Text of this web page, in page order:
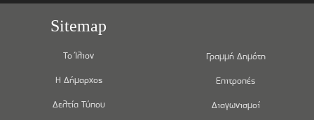
Sitemap
Το Ίλιον
Η Δήμαρχος
Δελτία Τύπου
Γραμμή Δημότη
Επιτροπές
Διαγωνισμοί